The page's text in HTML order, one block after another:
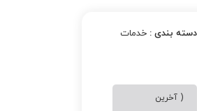
دسته بندی :خدمات
( آخرین